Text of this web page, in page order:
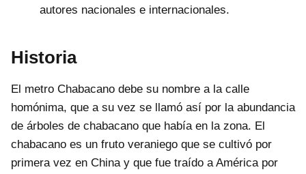
autores nacionales e internacionales.
Historia
El metro Chabacano debe su nombre a la calle
homónima, que a su vez se llamó así por la abundancia
de árboles de chabacano que había en la zona. El
chabacano es un fruto veraniego que se cultivó por
primera vez en China y que fue traído a América por